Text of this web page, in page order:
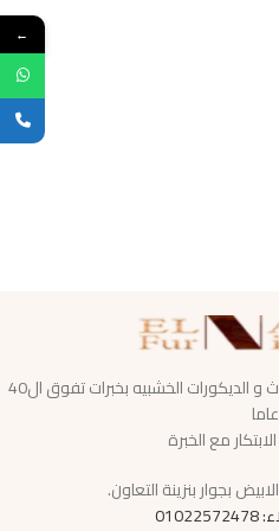
شركه رائدة و متخصصه فى تنفيذ الاثاث و الديكورات الخشبيه بخبرات تفوق ال40
عاما
مع الخبرة
بجوار بنزينة التعاون.
←